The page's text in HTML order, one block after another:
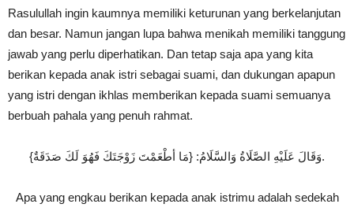
Rasulullah ingin kaumnya memiliki keturunan yang berkelanjutan
dan besar. Namun jangan lupa bahwa menikah memiliki tanggung
jawab yang perlu diperhatikan. Dan tetap saja apa yang kita
berikan kepada anak istri sebagai suami, dan dukungan apapun
yang istri dengan ikhlas memberikan kepada suami semuanya
berbuah pahala yang penuh rahmat.
وَقَالَ عَلَيْهِ الصَّلَاةُ وَالسَّلَامُ: {مَا أطْعَمْتَ زَوْجَتَكَ فَهُوَ لَكَ صَدَقَةٌ}.
Apa yang engkau berikan kepada anak istrimu adalah sedekah